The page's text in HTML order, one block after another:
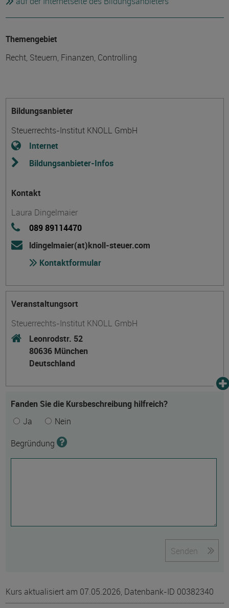
Themengebiet
Recht, Steuern, Finanzen, Controlling
Bildungsanbieter
Steuerrechts-Institut KNOLL GmbH
Internet
Bildungsanbieter-Infos
Kontakt
Laura Dingelmaier
089 89114470
ldingelmaier(at)knoll-steuer.com
Kontaktformular
Veranstaltungsort
Steuerrechts-Institut KNOLL GmbH
Leonrodstr. 52
80636 München
Deutschland
Fanden Sie die Kursbeschreibung hilfreich?
Ja
Nein
Begründung
Senden
Kurs aktualisiert am 07.05.2026, Datenbank-ID 00382340